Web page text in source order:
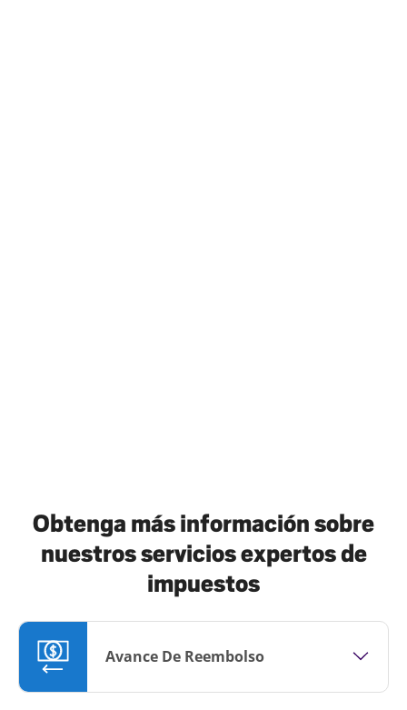
Obtenga más información sobre
nuestros servicios expertos de
impuestos
Avance De Reembolso